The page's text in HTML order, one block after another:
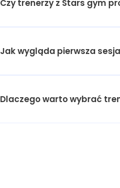
Czy trenerzy z Stars gym
Jak wygląda pierwsza
Dlaczego warto wybrać